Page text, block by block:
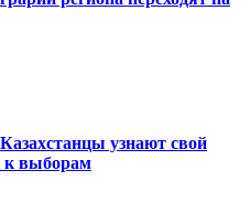
узнают свой
к выборам